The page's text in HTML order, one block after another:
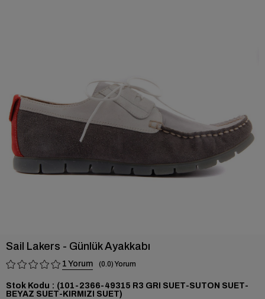
Sail Lakers - Günlük Ayakkabı
1 0.0
Stok Kodu
(101-2366-49315 R3 GRI SUET-SUTON SUET-
BEYAZ SUET-KIRMIZI SUET)